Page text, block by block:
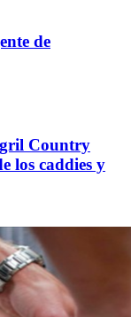
de
Country
los caddies y